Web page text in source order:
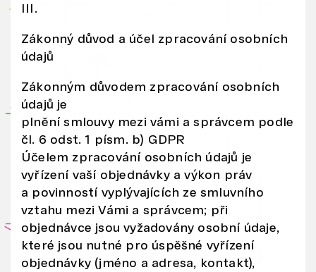
III.
Zákonný důvod a účel zpracování osobních
údajů
Zákonným důvodem zpracování osobních
údajů je
plnění smlouvy mezi vámi a správcem podle
čl. 6 odst. 1 písm. b) GDPR
Účelem zpracování osobních údajů je
vyřízení vaší objednávky a výkon práv
a povinností vyplývajících ze smluvního
vztahu mezi Vámi a správcem; při
objednávce jsou vyžadovány osobní údaje,
které jsou nutné pro úspěšné vyřízení
objednávky (jméno a adresa, kontakt),
s
le
n
y
s
n
a
ši
m
i
s
o
ci